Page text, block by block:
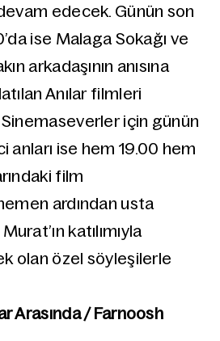
edecek. Günün son
ise Malaga Sokağı ve
arkadaşının anısına
Anılar filmleri
için günün
anları ise hem 19.00 hem
film
ardından usta
katılımıyla
olan özel söyleşilerle
Arasında / Farnoosh